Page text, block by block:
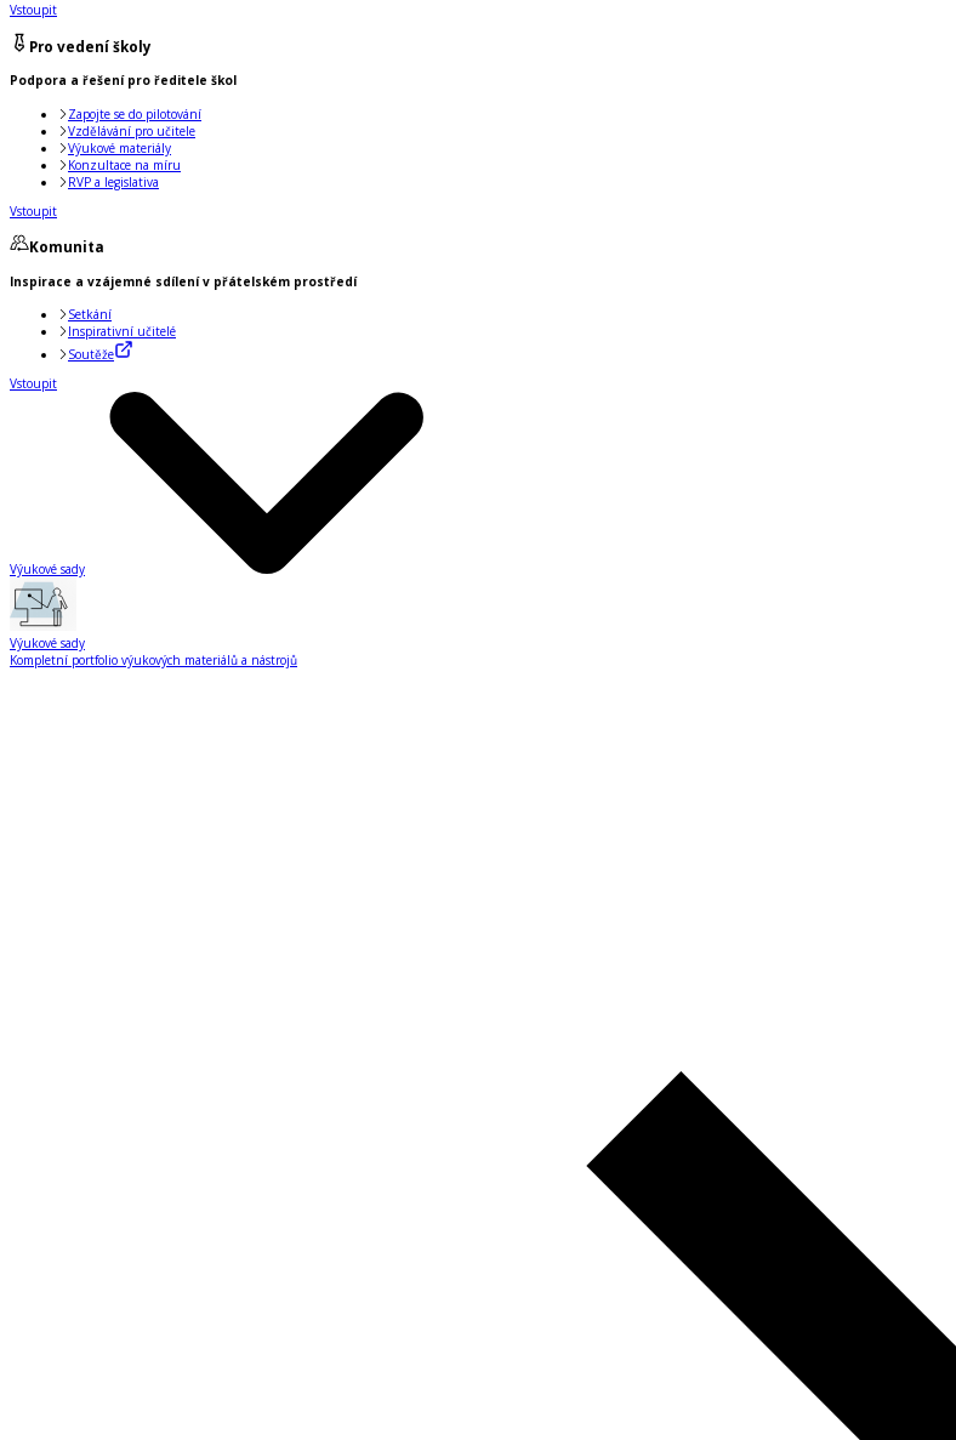
Vstoupit
Pro vedení školy
Podpora a řešení pro ředitele škol
Zapojte se do pilotování
Vzdělávání pro učitele
Výukové materiály
Konzultace na míru
RVP a legislativa
Vstoupit
Komunita
Inspirace a vzájemné sdílení v přátelském prostředí
Setkání
Inspirativní učitelé
Soutěže
Vstoupit
Výukové sady
Výukové sady
Kompletní portfolio výukových materiálů a nástrojů